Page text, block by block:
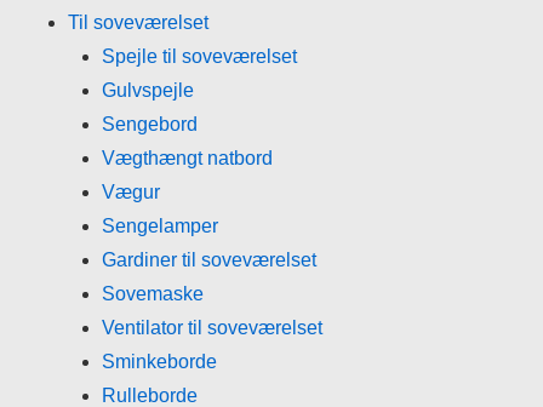
Til soveværelset
Spejle til soveværelset
Gulvspejle
Sengebord
Vægthængt natbord
Vægur
Sengelamper
Gardiner til soveværelset
Sovemaske
Ventilator til soveværelset
Sminkeborde
Rulleborde